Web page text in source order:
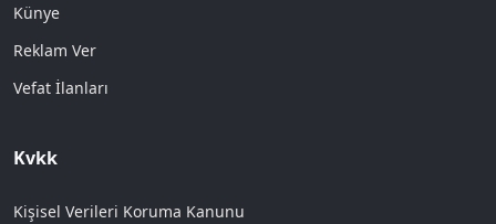
Künye
Reklam Ver
Vefat İlanları
Kvkk
Kişisel Verileri Koruma Kanunu